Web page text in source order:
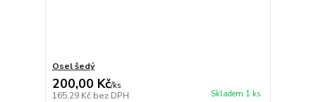
Osel šedý
200,00 Kč/ks
165,29 Kč bez DPH Skladem 1 ks